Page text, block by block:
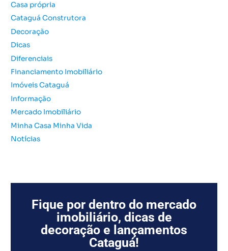
a
r
p
o
r
:
Casa própria
Cataguá Construtora
Decoração
Dicas
Diferenciais
Financiamento Imobiliário
Imóveis Cataguá
Informação
Mercado Imobiliário
Minha Casa Minha Vida
Notícias
Fique por dentro do mercado
imobiliário, dicas de
decoração e lançamentos
Cataguá!